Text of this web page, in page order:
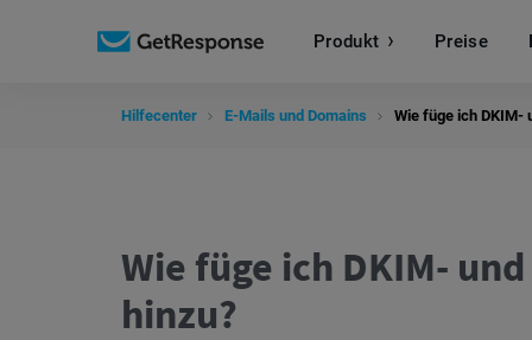
Produkt Preise
Hilfecenter E-Mails und Domains Wie füge ich DKIM-
Wie füge ich DKIM-
hinzu?